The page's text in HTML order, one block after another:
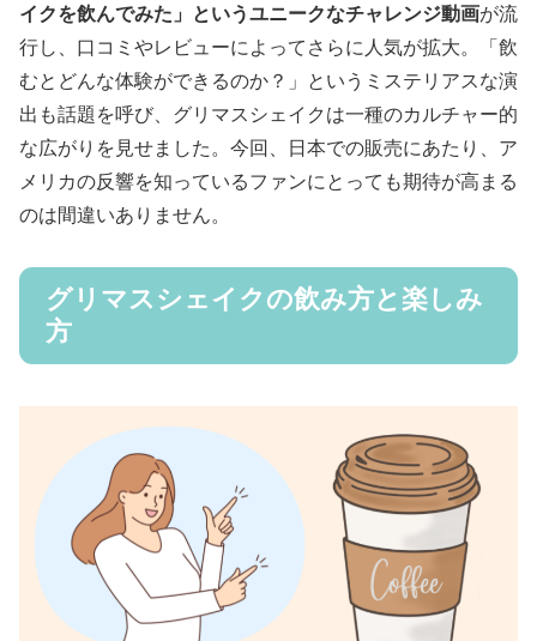
イクを飲んでみた」というユニークなチャレンジ動画が流
行し、口コミやレビューによってさらに人気が拡大。「飲
むとどんな体験ができるのか？」というミステリアスな演
出も話題を呼び、グリマスシェイクは一種のカルチャー的
な広がりを見せました。今回、日本での販売にあたり、ア
メリカの反響を知っているファンにとっても期待が高まる
のは間違いありません。
グリマスシェイクの飲み方と楽しみ
方